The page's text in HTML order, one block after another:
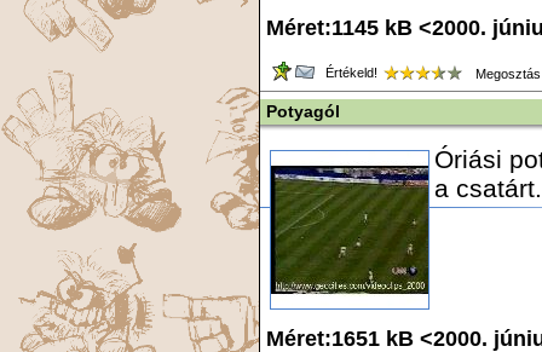
Méret:1145 kB <2000.
Értékeld!
Potyagól
Óriási
a
Méret:1651 kB <2000.